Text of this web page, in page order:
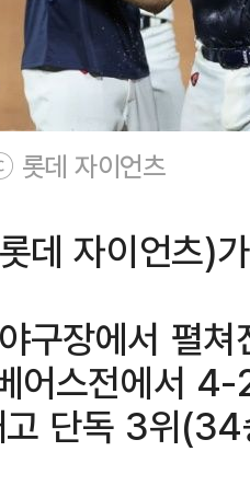
롯데 자이언츠
데 자이언츠)
구장에서 펼
어스전에서
고 단독 3위